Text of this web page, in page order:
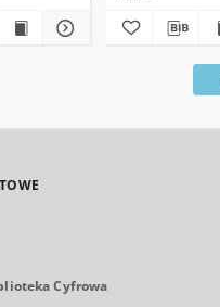
Cyfrowa